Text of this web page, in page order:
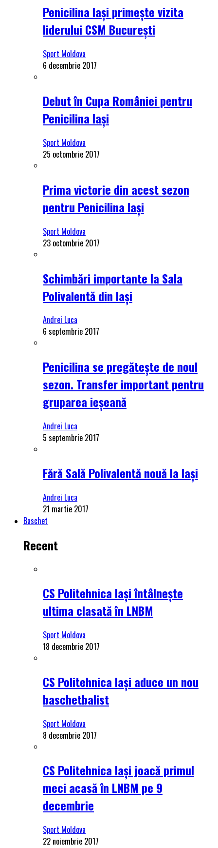
Penicilina Iași primește vizita
liderului CSM București
Sport Moldova
6 decembrie 2017
Debut în Cupa României pentru
Penicilina Iași
Sport Moldova
25 octombrie 2017
Prima victorie din acest sezon
pentru Penicilina Iași
Sport Moldova
23 octombrie 2017
Schimbări importante la Sala
Polivalentă din Iași
Andrei Luca
6 septembrie 2017
Penicilina se pregătește de noul
sezon. Transfer important pentru
gruparea ieșeană
Andrei Luca
5 septembrie 2017
Fără Sală Polivalentă nouă la Iași
Andrei Luca
21 martie 2017
Baschet
Recent
CS Politehnica Iași întâlnește
ultima clasată în LNBM
Sport Moldova
18 decembrie 2017
CS Politehnica Iași aduce un nou
baschetbalist
Sport Moldova
8 decembrie 2017
CS Politehnica Iași joacă primul
meci acasă în LNBM pe 9
decembrie
Sport Moldova
22 noiembrie 2017